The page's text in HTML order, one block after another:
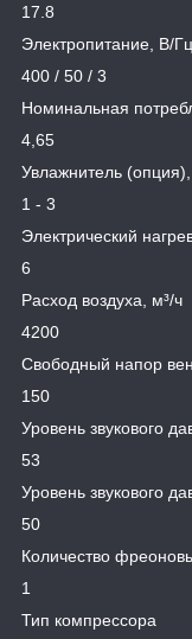
17.8
Электропитание, В/
400 / 50 / 3
Номинальная
4,65
Увлажнитель (опция),
1 - 3
Электрический
6
Расход воздуха, м³/ч
4200
Свободный напор
150
Уровень звукового
53
Уровень звукового
50
Количество
1
Тип компрессора